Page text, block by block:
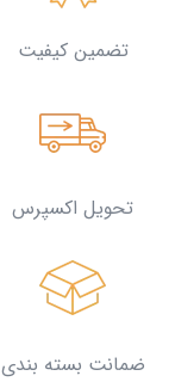
تضمین کیفیت
تحویل اکسپرس
ضمانت بسته بندی